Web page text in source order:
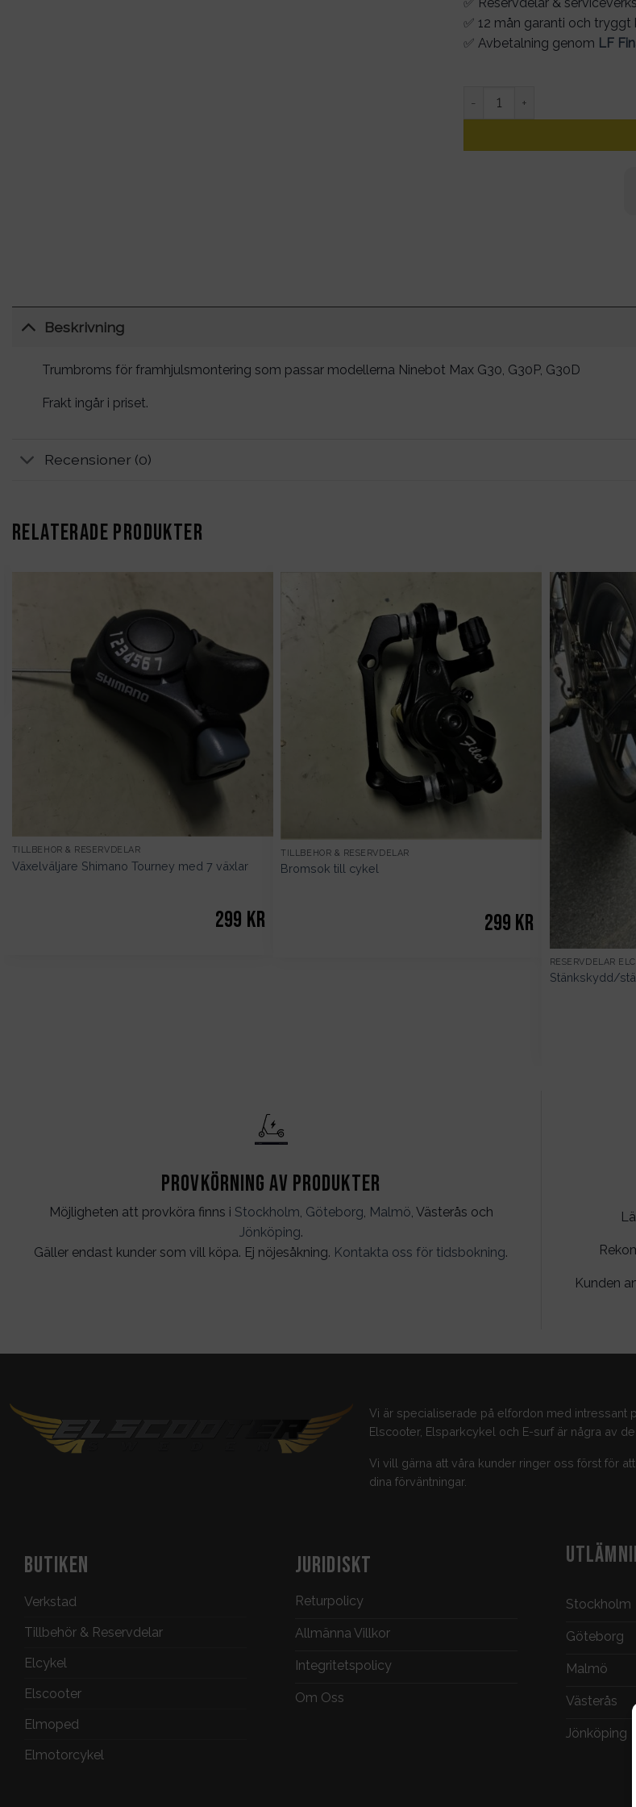
✅ Reservdelar &
✅ 12 mån garanti och tryggt
✅ Avbetalning genom LF
Trumbroms Ninebot max G30
Beskrivning
Trumbroms för framhjulsmontering som passar modellerna Ninebot Max G30, G30P, G30D
Frakt ingår i priset.
Recensioner (0)
RELATERADE PRODUKTER
TILLBEHÖR & RESERVDELAR
Växelväljare Shimano Tourney med 7 växlar
299 kr
TILLBEHÖR & RESERVDELAR
Bromsok till cykel
299 kr
RESERVDELAR
Stänkskydd/
Provkörning av produkter
Möjligheten att provköra finns i Stockholm, Göteborg, Malmö, Västerås och
Jönköping.
Gäller endast kunder som vill köpa. Ej nöjesåkning. Kontakta oss för tidsbokning.
Kunden
Vi är specialiserade på elfordon med intressant
Elscooter, Elsparkcykel och E-surf är några av
Vi vill gärna att våra kunder ringer oss först för
dina förväntningar.
BUTIKEN
Verkstad
Tillbehör & Reservdelar
Elcykel
Elscooter
Elmoped
Elmotorcykel
JURIDISKT
Returpolicy
Allmänna Villkor
Integritetspolicy
Om Oss
Stockholm
Göteborg
Malmö
Västerås
Jönköping